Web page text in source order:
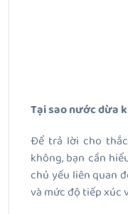
Tại sao nước dừa
Để trả lời cho
không, bạn cần
chủ yếu liên quan
và mức độ tiếp xúc